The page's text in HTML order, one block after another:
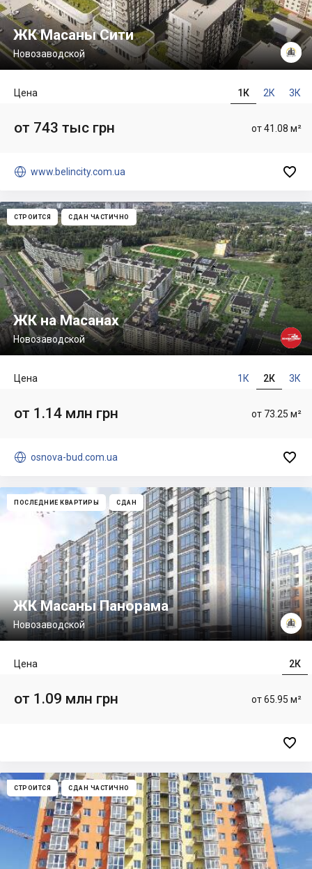
ЖК Масаны Сити
Новозаводской
1К 2К 3К
Цена
от 41.08 м²
от 743 тыс грн
 www.belincity.com.ua 
СТРОИТСЯ СДАН ЧАСТИЧНО
ЖК на Масанах
Новозаводской
1К 2К 3К
Цена
от 73.25 м²
от 1.14 млн грн
 osnova-bud.com.ua 
ПОСЛЕДНИЕ КВАРТИРЫ СДАН
ЖК Масаны Панорама
Новозаводской
2К
Цена
от 65.95 м²
от 1.09 млн грн

СТРОИТСЯ СДАН ЧАСТИЧНО